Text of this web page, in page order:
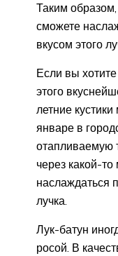
Таким
сможете
вкусом этого
Если вы
этого
летние
январе в
отапливаемую
через какой-
наслаждаться
лучка.
Лук-батун
росой. В